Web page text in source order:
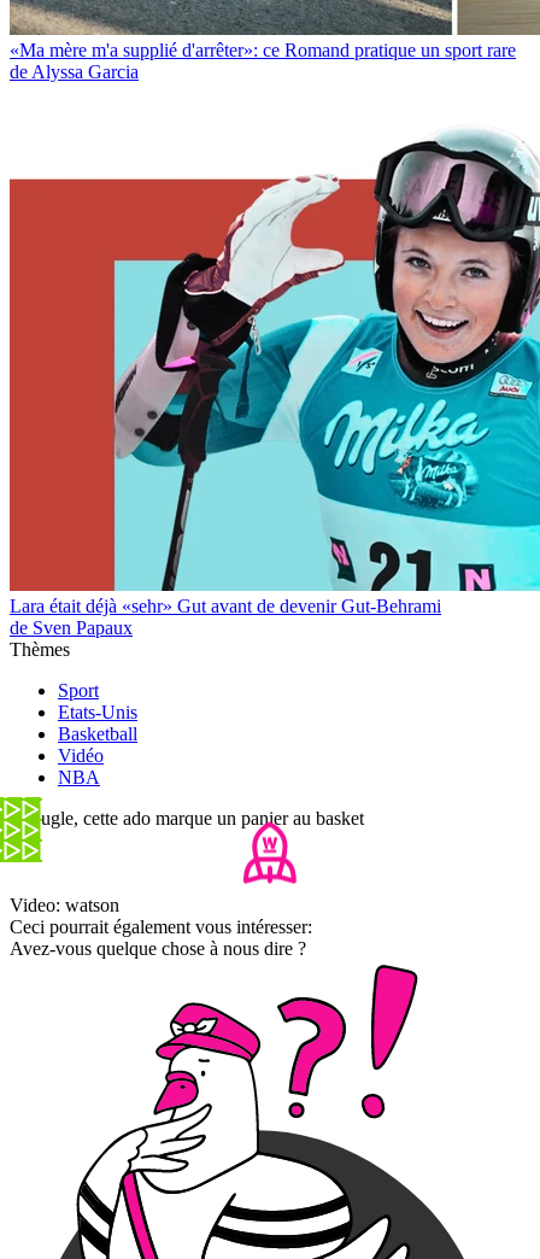
«Ma mère m'a supplié d'arrêter»: ce Romand pratique un sport rare
de Alyssa Garcia
Lara était déjà «sehr» Gut avant de devenir Gut-Behrami
de Sven Papaux
Thèmes
Sport
Etats-Unis
Basketball
Vidéo
NBA
Aveugle, cette ado marque un panier au basket
Video: watson
Ceci pourrait également vous intéresser:
Avez-vous quelque chose à nous dire ?